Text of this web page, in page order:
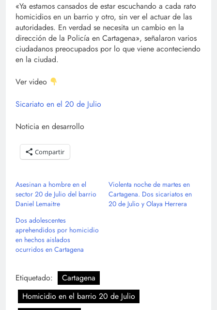
«Ya estamos cansados de estar escuchando a cada rato
homicidios en un barrio y otro, sin ver el actuar de las
autoridades. En verdad se necesita un cambio en la
dirección de la Policía en Cartagena», señalaron varios
ciudadanos preocupados por lo que viene aconteciendo
en la ciudad.
Ver video
Sicariato en el 20 de Julio
Noticia en desarrollo
Compartir
Asesinan a hombre en el
sector 20 de Julio del barrio
Daniel Lemaitre
Violenta noche de martes en
Cartagena. Dos sicariatos en
20 de Julio y Olaya Herrera
Dos adolescentes
aprehendidos por homicidio
en hechos aislados
ocurridos en Cartagena
Etiquetado:
Cartagena
Homicidio en el barrio 20 de Julio